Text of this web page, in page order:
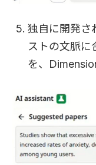
独自に開発さ
ストの文脈に
を、